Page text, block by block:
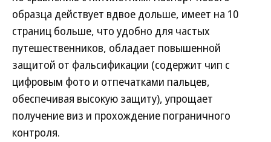
образца действует вдвое дольше, имеет на 10
страниц больше, что удобно для частых
путешественников, обладает повышенной
защитой от фальсификации (содержит чип с
цифровым фото и отпечатками пальцев,
обеспечивая высокую защиту), упрощает
получение виз и прохождение пограничного
контроля.